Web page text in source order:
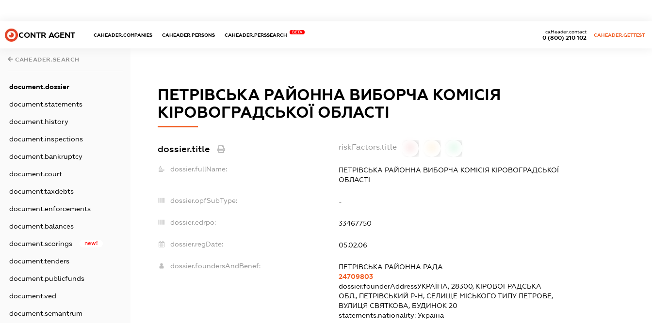
CONTR AGENT CAHEADER.COMPANIES CAHEADER.PERSONS CAHEADER.PERSSEARCH
BETA
0 (800) 210 102
caHeader.contact
CAHEADER.GETTEST
CAHEADER.SEARCH
document.dossier
document.statements
document.history
document.inspections
document.bankruptcy
document.court
document.taxdebts
document.enforcements
document.balances
document.scorings new!
document.tenders
document.publicfunds
document.ved
document.semantrum
ПЕТРІВСЬКА РАЙОННА ВИБОРЧА КОМІСІЯ
КІРОВОГРАДСЬКОЇ ОБЛАСТІ
dossier.title riskFactors.title
dossier.fullName:
ПЕТРІВСЬКА РАЙОННА ВИБОРЧА КОМІСІЯ КІРОВОГРАДСЬКОЇ
ОБЛАСТІ
dossier.opfSubType: -
dossier.edrpo: 33467750
dossier.regDate: 05.02.06
dossier.foundersAndBenef:
ПЕТРІВСЬКА РАЙОННА РАДА
24709803
dossier.founderAddressУКРАЇНА, 28300, КІРОВОГРАДСЬКА
ОБЛ., ПЕТРІВСЬКИЙ Р-Н, СЕЛИЩЕ МІСЬКОГО ТИПУ ПЕТРОВЕ,
ВУЛИЦЯ СВЯТКОВА, БУДИНОК 20
statements.nationality: Україна